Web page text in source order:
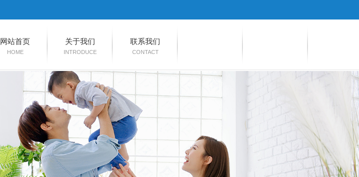
网站首页
HOME
关于我们
INTRODUCE
联系我们
CONTACT